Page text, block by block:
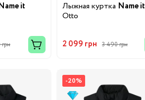
Бренды:
it
Лыжная куртка Name it
Otto
2 099 грн 3 490 грн
-20%